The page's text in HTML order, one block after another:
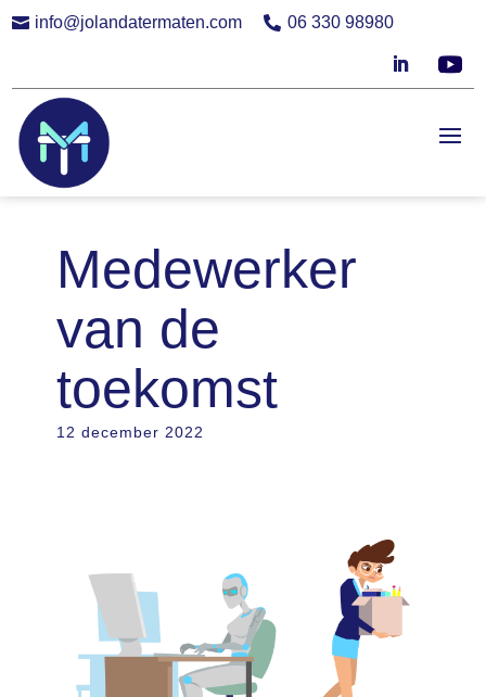
 info@jolandatermaten.com  06 330 98980
Medewerker
van de
toekomst
12 december 2022